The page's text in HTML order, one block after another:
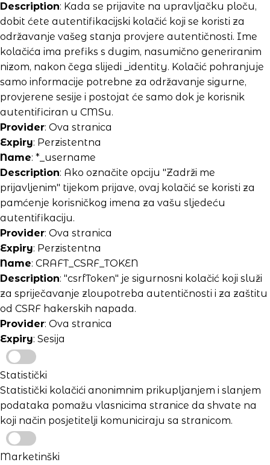
Description: Kada se prijavite na upravljačku ploču,
dobit ćete autentifikacijski kolačić koji se koristi za
održavanje vašeg stanja provjere autentičnosti. Ime
kolačića ima prefiks s dugim, nasumično generiranim
nizom, nakon čega slijedi _identity. Kolačić pohranjuje
samo informacije potrebne za održavanje sigurne,
provjerene sesije i postojat će samo dok je korisnik
autentificiran u CMSu.
Provider: Ova stranica
Expiry: Perzistentna
Name: *_username
Description: Ako označite opciju "Zadrži me
prijavljenim" tijekom prijave, ovaj kolačić se koristi za
pamćenje korisničkog imena za vašu sljedeću
autentifikaciju.
Provider: Ova stranica
Expiry: Perzistentna
Name: CRAFT_CSRF_TOKEN
Description: "csrfToken" je sigurnosni kolačić koji služi
za spriječavanje zloupotreba autentičnosti i za zaštitu
od CSRF hakerskih napada.
Provider: Ova stranica
Expiry: Sesija
Statistički
Statistički kolačići anonimnim prikupljanjem i slanjem
podataka pomažu vlasnicima stranice da shvate na
koji način posjetitelji komuniciraju sa stranicom.
Marketinški